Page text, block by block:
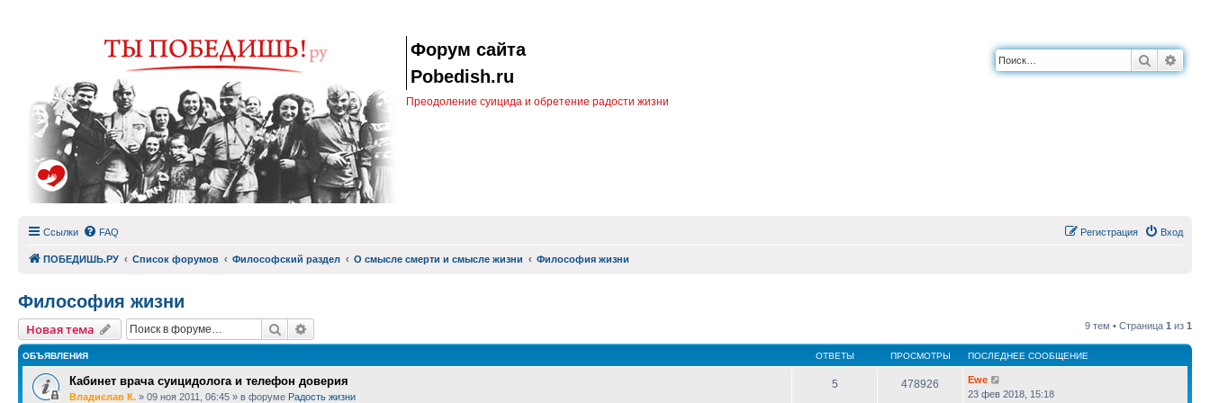
Форум сайта
Pobedish.ru
Преодоление суицида и обретение радости жизни
Поиск
Ссылки FAQ Вход
Регистрация
ПОБЕДИШЬ.РУ Список форумов Философский раздел О смысле смерти и смысле жизни Философия жизни
Философия жизни
Новая тема Поиск 9 тем • Страница 1 из 1
ОБЪЯВЛЕНИЯ ОТВЕТЫ ПРОСМОТРЫ ПОСЛЕДНЕЕ СООБЩЕНИЕ
Кабинет врача суицидолога и телефон доверия
Владислав К. » 09 ноя 2011, 06:45 » в форуме Радость жизни
5 478926
Ewe
23 фев 2018, 15:18